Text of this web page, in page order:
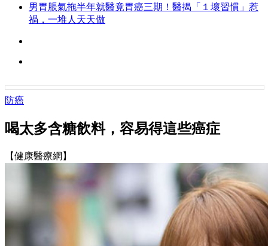
男胃脹氣拖半年就醫竟胃癌三期！醫揭「１壞習慣」惹
禍，一堆人天天做
防癌
喝太多含糖飲料，容易得這些癌症
【健康醫療網】